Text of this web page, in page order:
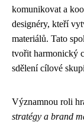
komunikovat a
designéry, kteří
materiálů. Tato
tvořit harmonický
sdělení cílové
Významnou roli
stratégy a brand